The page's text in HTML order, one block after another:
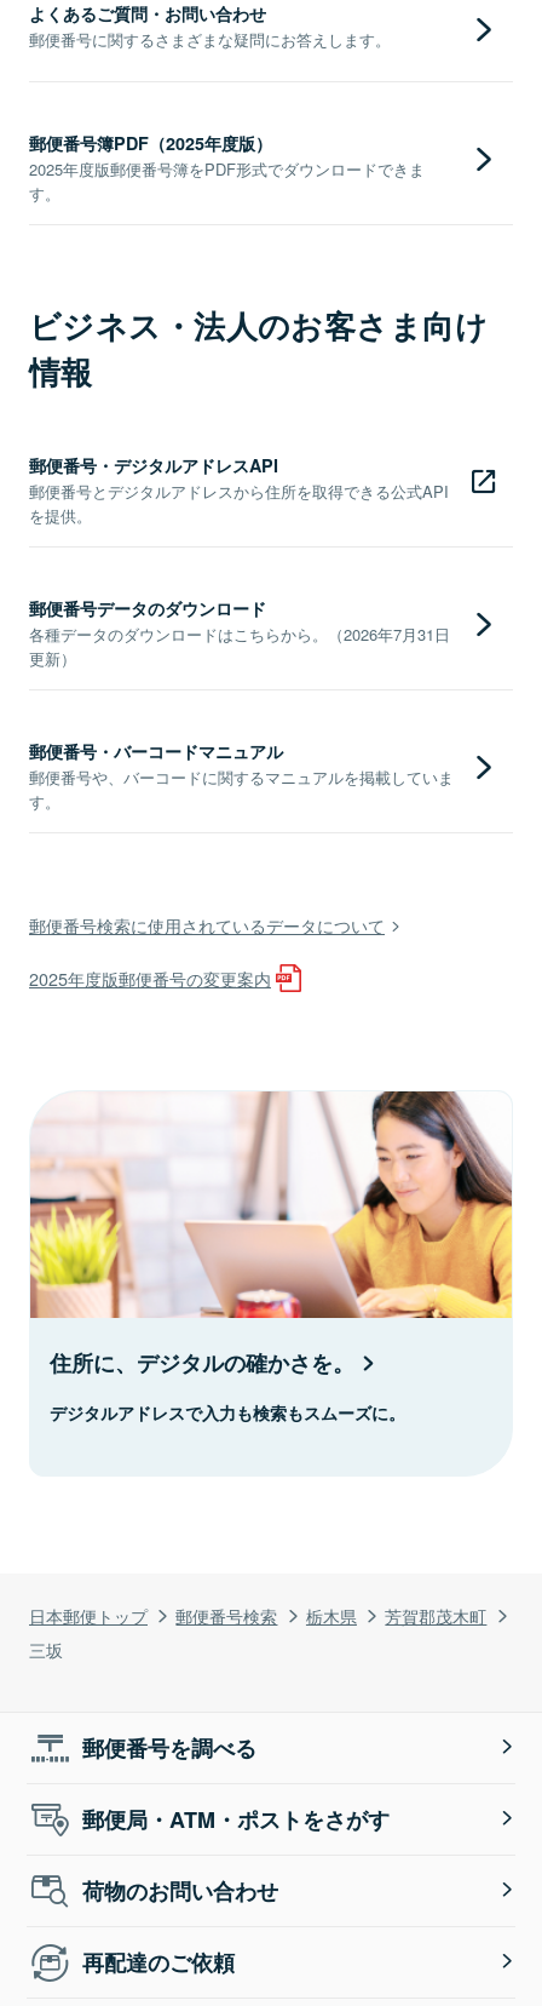
日本郵便トップ 郵便番号検索 栃木県
芳賀郡茂木町
三坂
よくあるご質問・お問い合わせ
郵便番号に関するさまざまな疑問にお答えします。
郵便番号簿PDF（2025年度版）
2025年度版郵便番号簿をPDF形式でダウンロードできま
す。
ビジネス・法人のお客さま向け
情報
郵便番号・デジタルアドレスAPI
郵便番号とデジタルアドレスから住所を取得できる公式API
を提供。
郵便番号データのダウンロード
各種データのダウンロードはこちらから。（2026年7月31日
更新）
郵便番号・バーコードマニュアル
郵便番号や、バーコードに関するマニュアルを掲載していま
す。
郵便番号検索に使用されているデータについて
2025年度版郵便番号の変更案内
住所に、デジタルの確かさを。
デジタルアドレスで入力も検索もスムーズに。
郵便番号を調べる
郵便局・ATM・ポストをさがす
荷物のお問い合わせ
再配達のご依頼